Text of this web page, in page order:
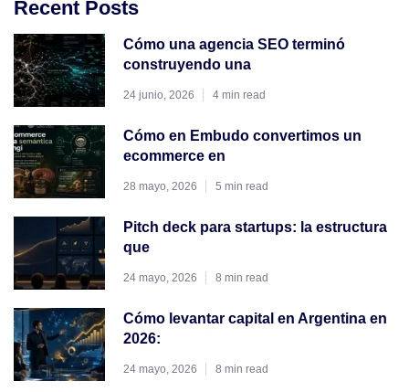
Recent Posts
Cómo una agencia SEO terminó
construyendo una
24 junio, 2026 4 min read
Cómo en Embudo convertimos un
ecommerce en
28 mayo, 2026 5 min read
Pitch deck para startups: la estructura
que
24 mayo, 2026 8 min read
Cómo levantar capital en Argentina en
2026:
24 mayo, 2026 8 min read